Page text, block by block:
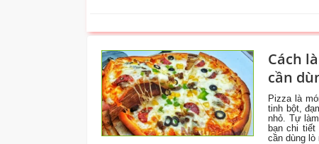
CÙNG
VÀO
Cách
cần
Pizza là
tinh bột,
nhỏ. Tự
bạn chi
cần dùng lò